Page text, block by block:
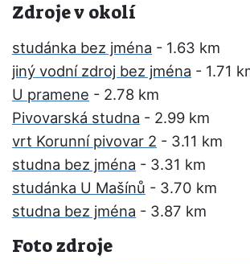
Zdroje v okolí
studánka bez jména - 1.63 km
jiný vodní zdroj bez jména - 1.71
U pramene - 2.78 km
Pivovarská studna - 2.99 km
vrt Korunní pivovar 2 - 3.11 km
studna bez jména - 3.31 km
studánka U Mašínů - 3.70 km
studna bez jména - 3.87 km
Foto zdroje